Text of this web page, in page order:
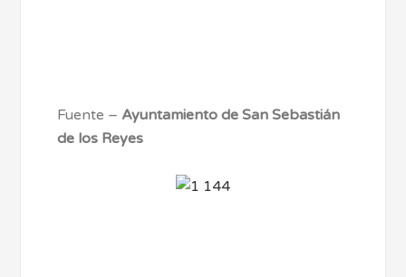
Fuente – Ayuntamiento de San Sebastián
de los Reyes